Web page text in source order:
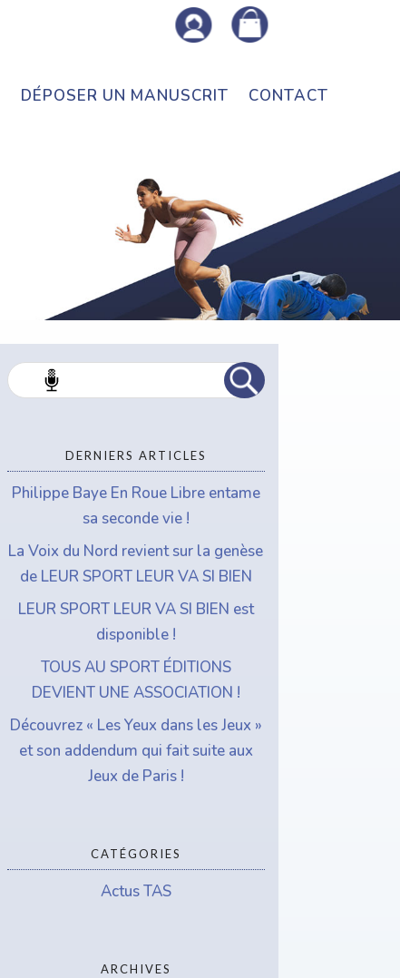
DÉPOSER UN MANUSCRIT CONTACT
Rec
her
DERNIERS ARTICLES
Philippe Baye En Roue Libre entame
sa seconde vie !
La Voix du Nord revient sur la genèse
de LEUR SPORT LEUR VA SI BIEN
LEUR SPORT LEUR VA SI BIEN est
disponible !
TOUS AU SPORT ÉDITIONS
DEVIENT UNE ASSOCIATION !
Découvrez « Les Yeux dans les Jeux »
et son addendum qui fait suite aux
Jeux de Paris !
CATÉGORIES
Actus TAS
ARCHIVES